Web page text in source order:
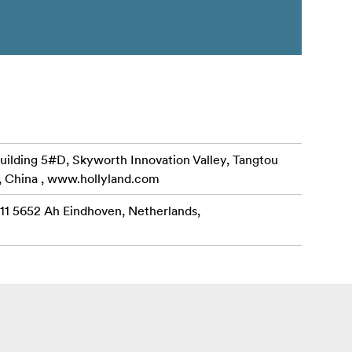
5#D, Skyworth Innovation Valley, Tangtou
China , www.hollyland.com
5652 Ah Eindhoven, Netherlands,